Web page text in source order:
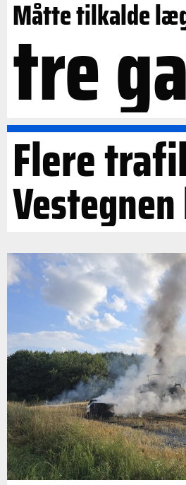
Måtte tilkalde
tre
Flere